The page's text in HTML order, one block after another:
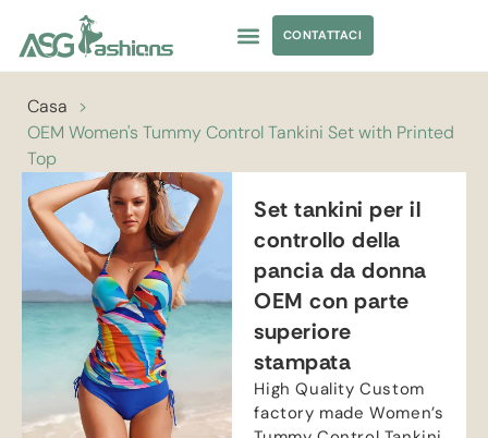
CONTATTACI
Casa >
OEM Women's Tummy Control Tankini Set with Printed
Top
Set tankini per il
controllo della
pancia da donna
OEM con parte
superiore
stampata
High Quality Custom
factory made Women’s